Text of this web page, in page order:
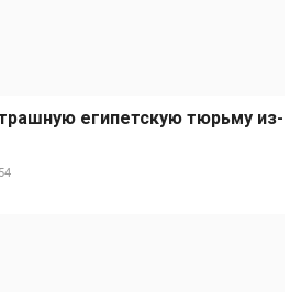
египетскую тюрьму из-
54